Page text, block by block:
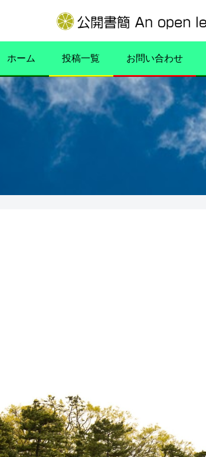
ホーム 投稿一覧 お問い合わせ